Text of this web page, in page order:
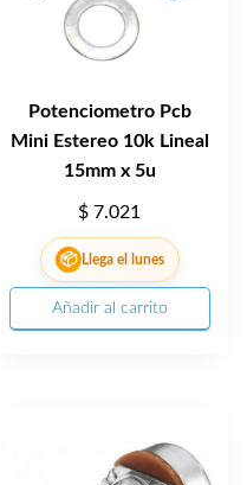
Potenciometro Pcb
Mini Estereo 10k Lineal
15mm x 5u
$ 7.021
📦 Llega el lunes
Añadir al carrito